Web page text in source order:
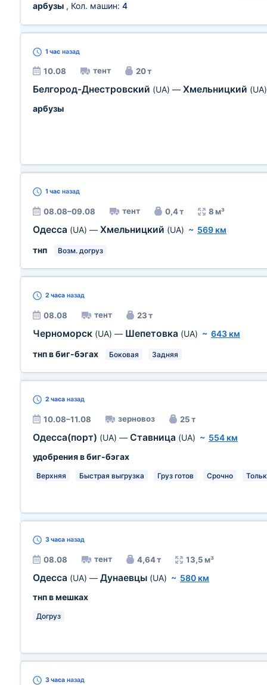
арбузы , Кол. машин: 4
1 час назад
10.08 тент 20 т
Белгород-Днестровский (UA) — Хмельницкий (UA)
арбузы
1 час назад
08.08–09.08 тент 0,4 т 8 м³
Одесса (UA) — Хмельницкий (UA) ~ 569 км
тнп
Возм. догруз
2 часа назад
08.08 тент 23 т
Черноморск (UA) — Шепетовка (UA) ~ 643 км
тнп в биг-бэгах
Боковая Задняя
2 часа назад
10.08–11.08 зерновоз 25 т
Одесса(порт) (UA) — Ставница (UA) ~ 554 км
удобрения в биг-бэгах
Верхняя Быстрая выгрузка Груз готов Срочно
3 часа назад
08.08 тент 4,64 т 13,5 м³
Одесса (UA) — Дунаевцы (UA) ~ 580 км
тнп в мешках
Догруз
3 часа назад